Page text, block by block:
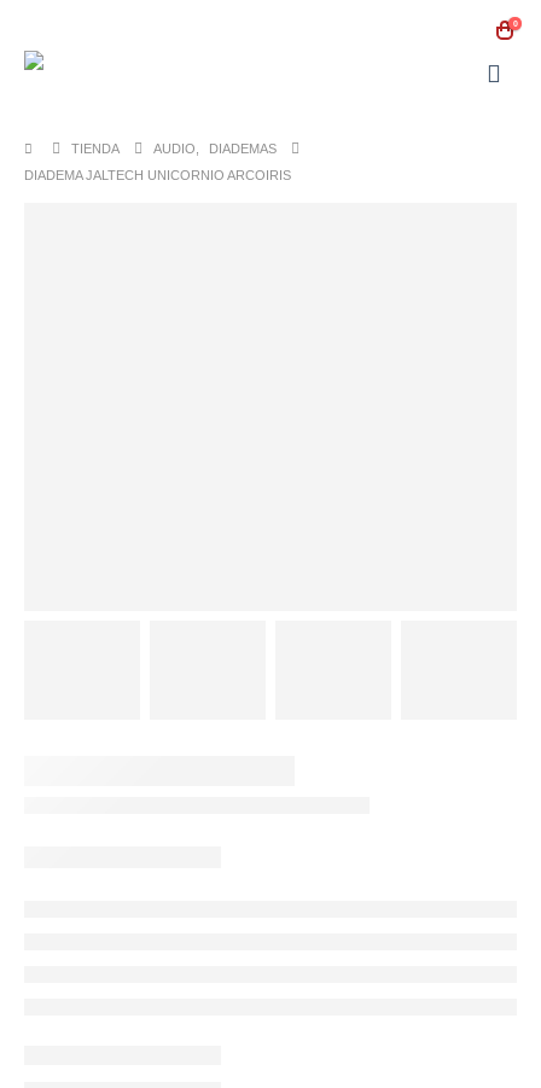
0
TIENDA AUDIO
DIADEMAS
DIADEMA JALTECH UNICORNIO ARCOIRIS